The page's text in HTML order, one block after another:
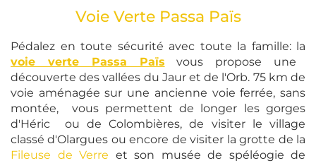
Voie Verte Passa Païs
Pédalez en toute sécurité avec toute la famille: la
voie verte Passa Païs vous propose une
découverte des vallées du Jaur et de l'Orb. 75 km de
voie aménagée sur une ancienne voie ferrée, sans
montée, vous permettent de longer les gorges
d'Héric ou de Colombières, de visiter le village
classé d'Olargues ou encore de visiter la grotte de la
Fileuse de Verre et son musée de spéléogie de